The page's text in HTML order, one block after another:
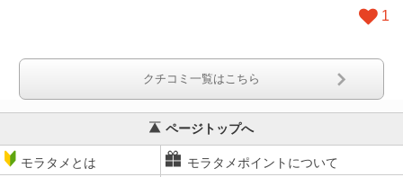
1
クチコミ一覧はこちら
ページトップへ
モラタメとは モラタメポイントについて